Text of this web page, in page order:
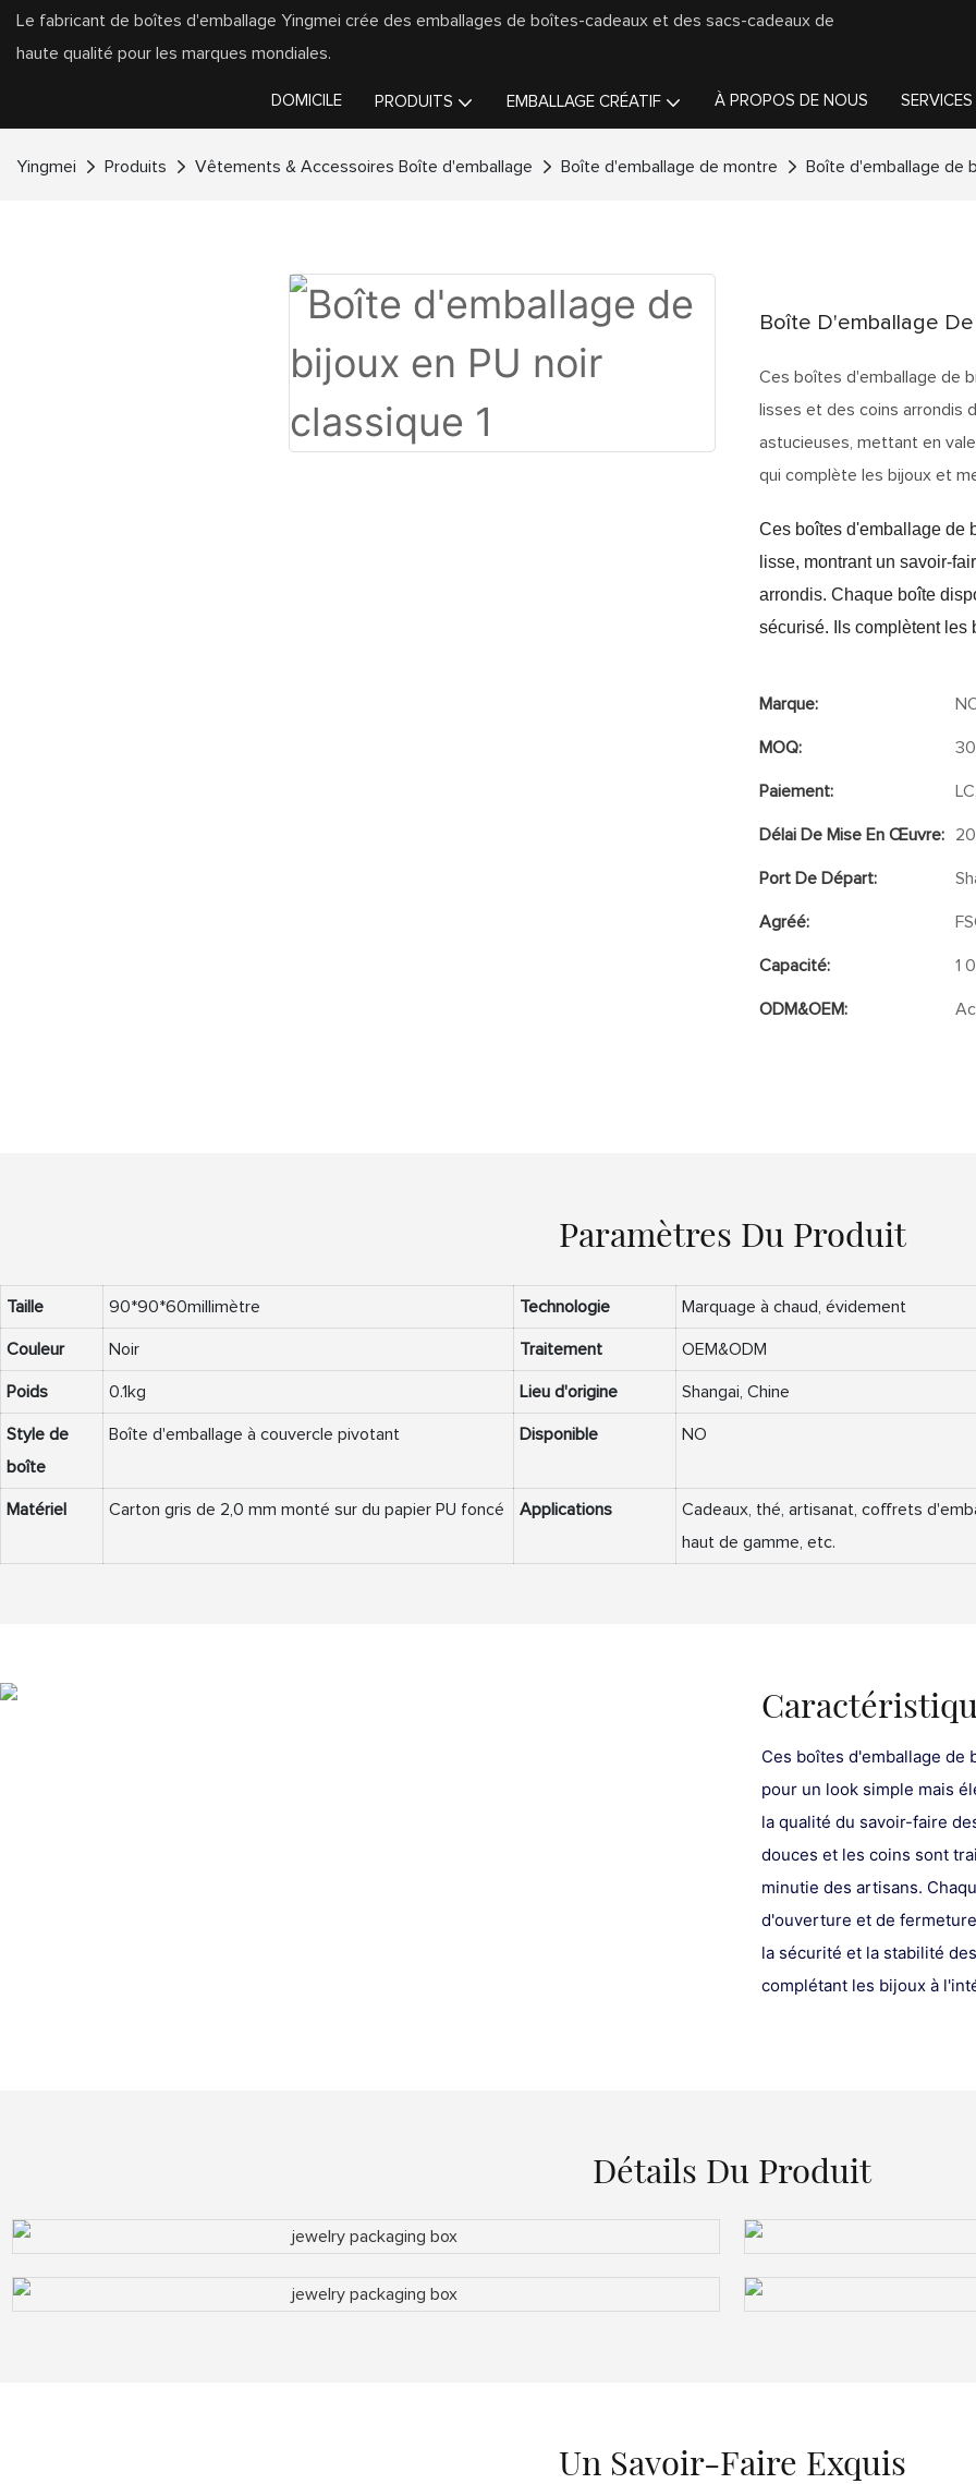
Le fabricant de boîtes d'emballage Yingmei crée des emballages de boîtes-cadeaux et des sacs-cadeaux de
haute qualité pour les marques mondiales.
DOMICILE PRODUITS EMBALLAGE CRÉATIF À PROPOS DE NOUS
Yingmei Produits Vêtements & Accessoires Boîte d'emballage Boîte d'emballage de montre Boîte d'emballage de
Boîte D'emballage
Ces boîtes d'emballage de
lisses et des coins
astucieuses, mettant en
qui complète les bijoux et
Ces boîtes d'emballage de
lisse, montrant un savoir-
arrondis. Chaque boîte
sécurisé. Ils complètent les
Marque:
MOQ:
Paiement:
Délai De Mise En Œuvre:
Port De Départ:
Agréé:
Capacité: 1
ODM&OEM:
Paramètres Du Produit
Taille 90*90*60millimètre Technologie Marquage à chaud, évidement
Couleur Noir Traitement OEM&ODM
Poids 0.1kg Lieu d'origine Shangai, Chine
Style de
boîte
Boîte d'emballage à couvercle pivotant Disponible NO
Matériel Carton gris de 2,0 mm monté sur du papier PU foncé Applications
Cadeaux, thé, artisanat, coffrets
haut de gamme, etc.
Ces boîtes d'emballage de
pour un look simple mais
la qualité du savoir-faire
douces et les coins sont
minutie des artisans.
d'ouverture et de
la sécurité et la stabilité
complétant les bijoux à
Détails Du Produit
Un Savoir-Faire Exquis